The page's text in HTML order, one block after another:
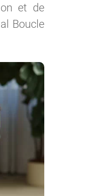
et de
Boucle